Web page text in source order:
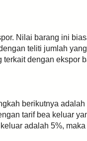
Nilai barang ini
teliti jumlah
dengan ekspor
berikutnya adalah
tarif bea keluar
adalah 5%,